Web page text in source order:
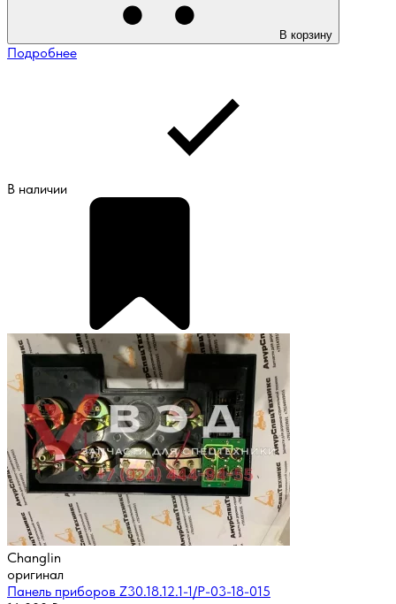
В корзину
Подробнее
В наличии
Changlin
оригинал
Панель приборов Z30.18.12.1-1/P-03-18-015